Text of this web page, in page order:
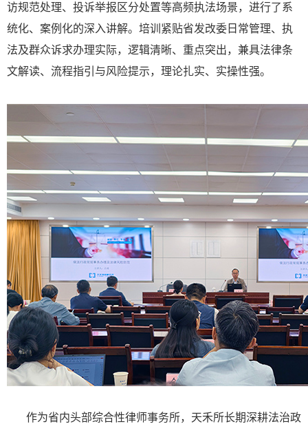
访规范处理、投诉举报区分处置等高频执法场景，进行了系
统化、案例化的深入讲解。培训紧贴省发改委日常管理、执
法及群众诉求办理实际，逻辑清晰、重点突出，兼具法律条
文解读、流程指引与风险提示，理论扎实、实操性强。
作为省内头部综合性律师事务所，天禾所长期深耕法治政